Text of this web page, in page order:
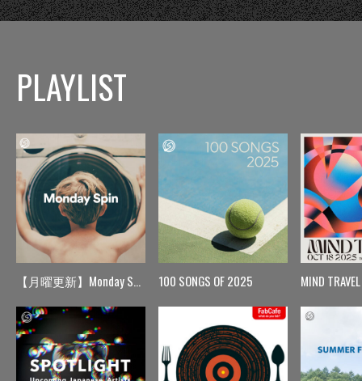
PLAYLIST
【月曜更新】Monday Spin 100 SONGS OF 2025 MIND TRAVEL